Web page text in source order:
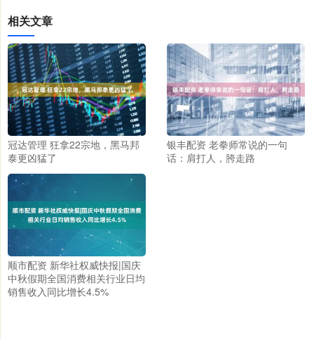
相关文章
冠达管理 狂拿22宗地，黑马邦
泰更凶猛了
银丰配资 老拳师常说的一句
话：肩打人，胯走路
顺市配资 新华社权威快报|国庆
中秋假期全国消费相关行业日均
销售收入同比增长4.5%